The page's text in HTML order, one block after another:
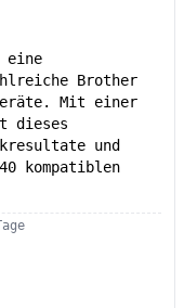
eine
Brother
Mit einer
dieses
und
kompatiblen